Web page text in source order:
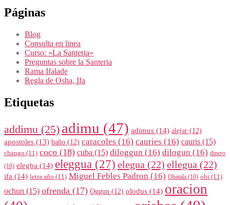
Páginas
Blog
Consulta en linea
Curso: «La Santeria»
Preguntas sobre la Santeria
Rama Ifalade
Regla de Osha, Ifa
Etiquetas
addimu (25) adimu (47) adimus (14) alejar (12)
apostoles (13) baño (12) caracoles (16) cauries (16) cauris (15)
chango (11) coco (18) cuba (15) diloggun (16) dilogun (16) dinero
(10) elegba (14) eleggua (27) elegua (22) ellegua (22)
ifa (14) letra año (11) Miguel Febles Padron (16) Obatala (10) obi (11)
ochun (15) ofrenda (17) Oggun (12) olodus (14) oracion